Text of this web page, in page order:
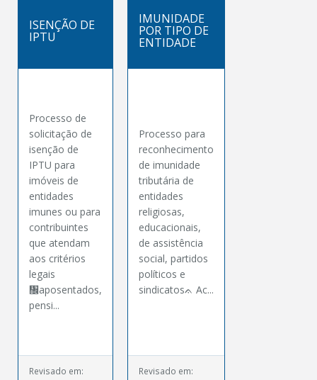
ISENÇÃO DE
IPTU
Processo de
solicitação de
isenção de
IPTU para
imóveis de
entidades
imunes ou para
contribuintes
que atendam
aos critérios
legais
᧜aposentados,
pensi...
Revisado em:
IMUNIDADE
POR TIPO DE
ENTIDADE
Processo para
reconhecimento
de imunidade
tributária de
entidades
religiosas,
educacionais,
de assistência
social, partidos
políticos e
sindicatosᨊ Ac...
Revisado em: